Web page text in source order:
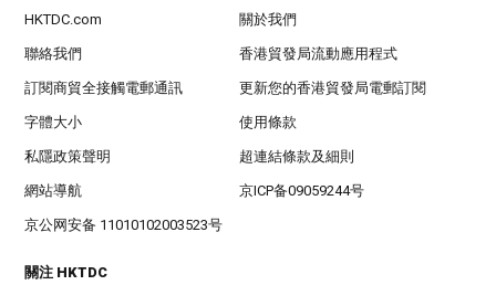
HKTDC.com 關於我們
聯絡我們 香港貿發局流動應用程式
訂閱商貿全接觸電郵通訊 更新您的香港貿發局電郵訂閱
字體大小 使用條款
私隱政策聲明 超連結條款及細則
網站導航 京ICP备09059244号
京公网安备 11010102003523号
關注 HKTDC